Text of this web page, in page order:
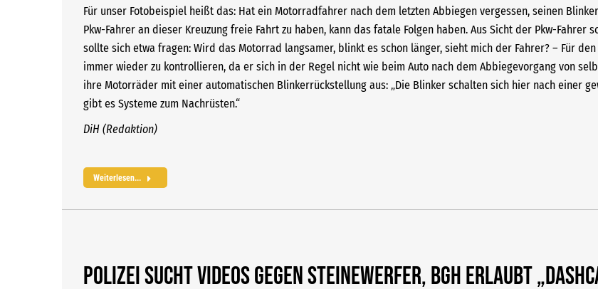
Für unser Fotobeispiel heißt das: Hat ein Motorradfahrer nach dem letzten Abbiegen vergessen, seinen
Pkw-Fahrer an dieser Kreuzung freie Fahrt zu haben, kann das fatale Folgen haben. Aus Sicht der Pkw-Fahrer
sollte sich etwa fragen: Wird das Motorrad langsamer, blinkt es schon länger, sieht mich der Fahrer? – Für
immer wieder zu kontrollieren, da er sich in der Regel nicht wie beim Auto nach dem Abbiegevorgang von
ihre Motorräder mit einer automatischen Blinkerrückstellung aus: „Die Blinker schalten sich hier nach einer
gibt es Systeme zum Nachrüsten.“
DiH (Redaktion)
Weiterlesen...
Polizei sucht Videos gegen Steinewerfer, BGH erlaubt